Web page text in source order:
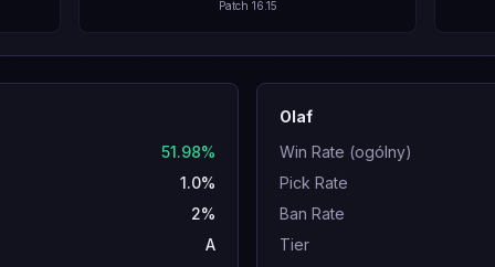
Patch 16.15
51.98%
1.0%
2%
A
Olaf
Win Rate (ogólny)
Pick Rate
Ban Rate
Tier